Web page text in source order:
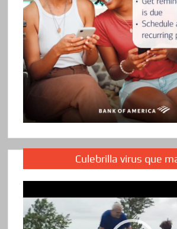
Culebrilla virus que
de
vídeo